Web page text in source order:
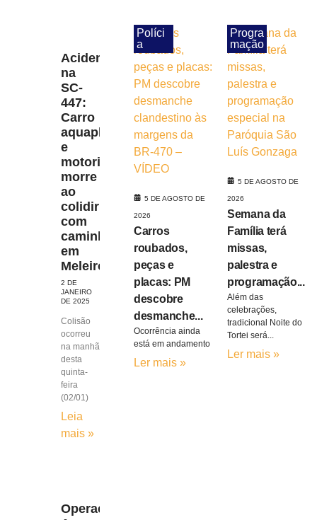
Acidente
na
SC-
447:
Carro
aquaplana
e
motorista
morre
ao
colidir
com
caminhão
em
Meleiro
2 DE
JANEIRO
DE 2025
Colisão
ocorreu
na manhã
desta
quinta-
feira
(02/01)
Leia
mais »
Operação
Políci
a
5 DE AGOSTO DE
2026
Carros
roubados,
peças e
placas: PM
descobre
desmanche...
Ocorrência ainda
está em andamento
Ler mais »
Progra
mação
5 DE AGOSTO DE
2026
Semana da
Família terá
missas,
palestra e
programação...
Além das
celebrações,
tradicional Noite do
Tortei será...
Ler mais »